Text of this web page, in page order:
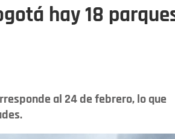
hay 18
al 24 de febrero, lo que